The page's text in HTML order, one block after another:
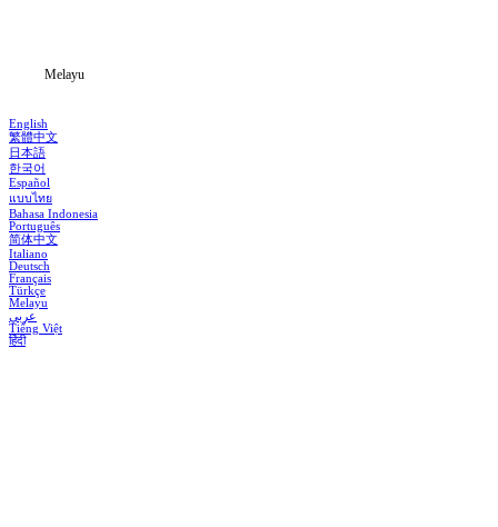
Melayu
English
繁體中文
日本語
한국어
Español
แบบไทย
Bahasa Indonesia
Português
简体中文
Italiano
Deutsch
Français
Türkçe
Melayu
عربي
Tiếng Việt
हिंदी